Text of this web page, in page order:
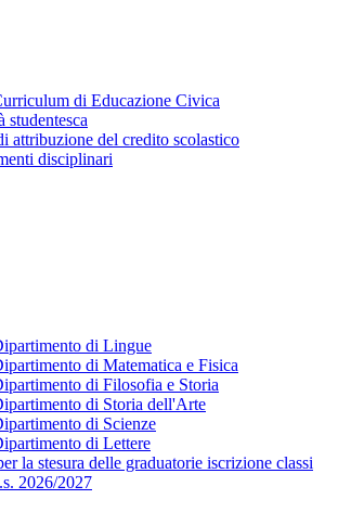
di Educazione Civica
studentesca
attribuzione del credito scolastico
disciplinari
di Lingue
di Matematica e Fisica
di Filosofia e Storia
di Storia dell'Arte
di Scienze
di Lettere
la stesura delle graduatorie iscrizione classi
2026/2027